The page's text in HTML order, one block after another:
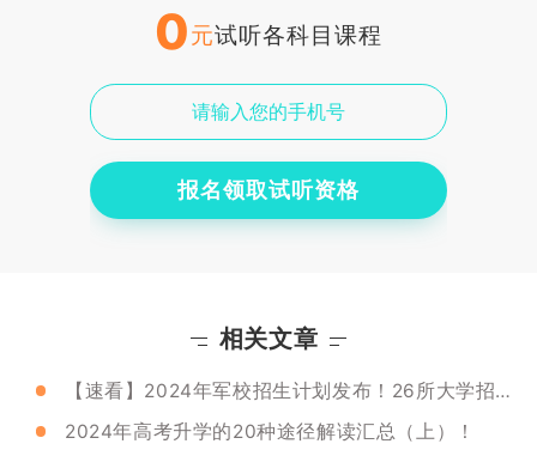
0元试听各科目课程
报名领取试听资格
相关文章
【速看】2024年军校招生计划发布！26所大学招生878人！
2024年高考升学的20种途径解读汇总（上）！